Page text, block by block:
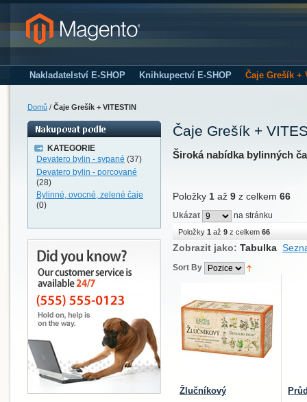
Nakladatelství E-SHOP Knihkupectví E-SHOP Čaje Grešík +
Domů / Čaje Grešík + VITESTIN
KATEGORIE
Devatero bylin - sypané (37)
Devatero bylin - porcované
(28)
Bylinné, ovocné, zelené čaje
(0)
Čaje Grešík +
Široká nabídka bylinných
Položky 1 až 9 z celkem 66
Ukázat na stránku
Položky 1 až 9 z celkem 66
Zobrazit jako: Tabulka
Sort By
Žlučníkový